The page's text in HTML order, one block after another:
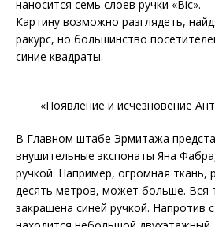
наносится семь слоев ручки «Bic».
Картину возможно разглядеть,
ракурс, но большинство
синие квадраты.
«Появление и исчезновение
В Главном штабе Эрмитажа
внушительные экспонаты Яна
ручкой. Например, огромная ткань,
десять метров, может больше. Вся
закрашена синей ручкой. Напротив